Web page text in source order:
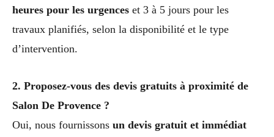
heures pour les urgences et 3 à 5 jours pour les
travaux planifiés, selon la disponibilité et le type
d’intervention.
2. Proposez-vous des devis gratuits à proximité de
Salon De Provence ?
Oui, nous fournissons un devis gratuit et immédiat